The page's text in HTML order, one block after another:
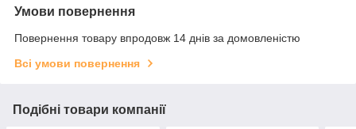
Умови повернення
Повернення товару впродовж 14 днів за домовленістю
Всі умови повернення
Подібні товари компанії